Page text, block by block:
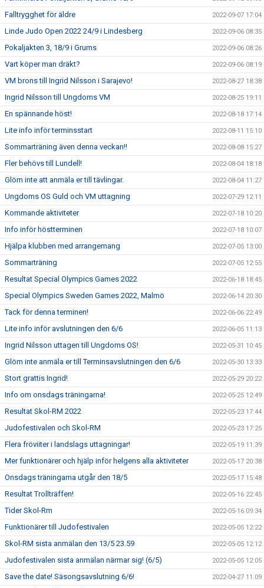
Falltrygghet för äldre 2022-09-07 17:04
Linde Judo Open 2022 24/9 i Lindesberg 2022-09-06 08:35
Pokaljakten 3, 18/9 i Grums 2022-09-06 08:26
Vart köper man dräkt? 2022-09-06 08:19
VM brons till Ingrid Nilsson i Sarajevo! 2022-08-27 18:38
Ingrid Nilsson till Ungdoms VM 2022-08-25 19:11
En spännande höst! 2022-08-18 17:14
Lite info inför terminsstart 2022-08-11 15:10
Sommarträning även denna veckan!! 2022-08-08 15:27
Fler behövs till Lundell! 2022-08-04 18:18
Glöm inte att anmäla er till tävlingar. 2022-08-04 11:27
Ungdoms OS Guld och VM uttagning 2022-07-29 12:11
Kommande aktiviteter 2022-07-18 10:20
Info inför höstterminen 2022-07-18 10:07
Hjälpa klubben med arrangemang 2022-07-05 13:00
Sommarträning 2022-07-05 12:55
Resultat Special Olympics Games 2022 2022-06-18 18:45
Special Olympics Sweden Games 2022, Malmö 2022-06-14 20:30
Tack för denna terminen! 2022-06-06 22:49
Lite info inför avslutningen den 6/6 2022-06-05 11:13
Ingrid Nilsson uttagen till Ungdoms OS! 2022-05-31 10:45
Glöm inte anmäla er till Terminsavslutningen den 6/6 2022-05-30 13:33
Stort grattis Ingrid! 2022-05-29 20:22
Info om onsdags träningarna! 2022-05-25 12:49
Resultat Skol-RM 2022 2022-05-23 17:44
Judofestivalen och Skol-RM 2022-05-23 17:25
Flera fröviiter i landslags uttagningar! 2022-05-19 11:39
Mer funktionärer och hjälp inför helgens alla aktiviteter 2022-05-17 20:38
Onsdags träningarna utgår den 18/5 2022-05-17 15:48
Resultat Trollträffen! 2022-05-16 22:45
Tider Skol-Rm 2022-05-16 09:34
Funktionärer till Judofestivalen 2022-05-05 12:22
Skol-RM sista anmälan den 13/5 23.59 2022-05-05 12:12
Judofestivalen sista anmälan närmar sig! (6/5) 2022-05-05 12:05
Save the date! Säsongsavslutning 6/6! 2022-04-27 11:09